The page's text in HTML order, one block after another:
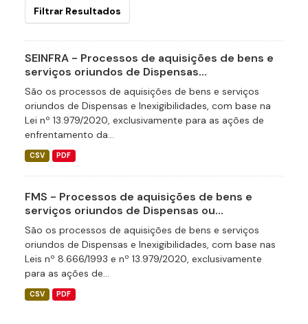
Filtrar Resultados
SEINFRA - Processos de aquisições de bens e
serviços oriundos de Dispensas...
São os processos de aquisições de bens e serviços
oriundos de Dispensas e Inexigibilidades, com base na
Lei nº 13.979/2020, exclusivamente para as ações de
enfrentamento da...
CSV PDF
FMS - Processos de aquisições de bens e
serviços oriundos de Dispensas ou...
São os processos de aquisições de bens e serviços
oriundos de Dispensas e Inexigibilidades, com base nas
Leis nº 8.666/1993 e nº 13.979/2020, exclusivamente
para as ações de...
CSV PDF